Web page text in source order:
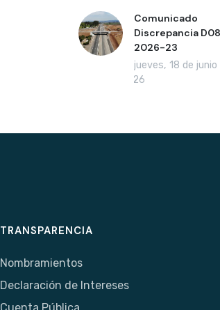
Comunicado
Discrepancia
2026-23
jueves, 18 de junio
2026
TRANSPARENCIA
Nombramientos
Declaración de Intereses
Cuenta Pública